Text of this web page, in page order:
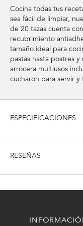
Cocina todas tus
sea fácil de limpiar,
de 20 tazas cuenta
recubrimiento
tamaño ideal para
pastas hasta postres
arrocera multiusos
cucharon para servir y
ESPECIFICACIONES
RESEÑAS